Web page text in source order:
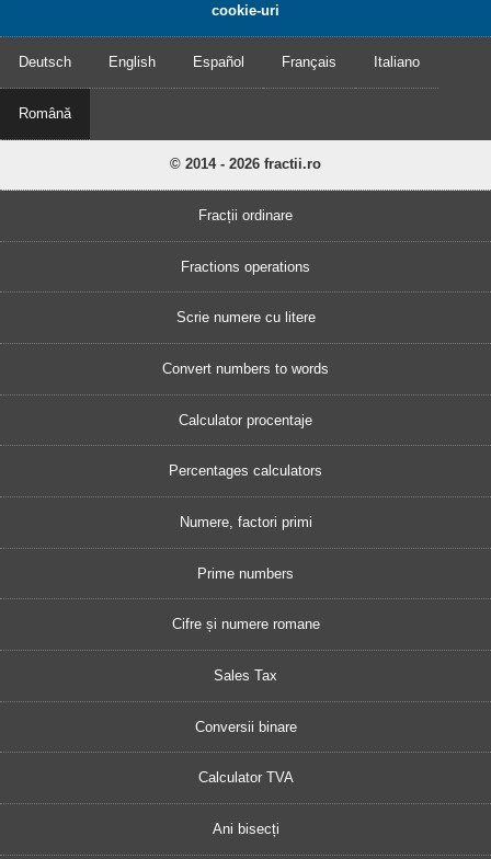
cookie-uri
Deutsch English Español Français Italiano
Română
© 2014 - 2026 fractii.ro
Fracții ordinare
Fractions operations
Scrie numere cu litere
Convert numbers to words
Calculator procentaje
Percentages calculators
Numere, factori primi
Prime numbers
Cifre și numere romane
Sales Tax
Conversii binare
Calculator TVA
Ani bisecți